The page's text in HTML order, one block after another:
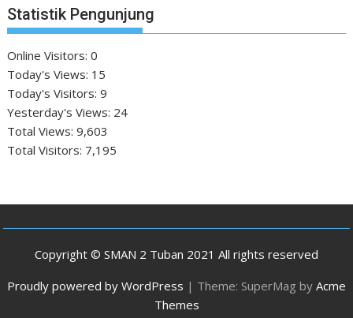
Statistik Pengunjung
Online Visitors:0
Today's Views: 15
Today's Visitors:9
Yesterday's Views: 24
Total Views:9,603
Total Visitors: 7,195
Copyright © SMAN 2 Tuban 2021 All rights reserved
Proudly powered by WordPress | Theme: SuperMag by Acme
Themes